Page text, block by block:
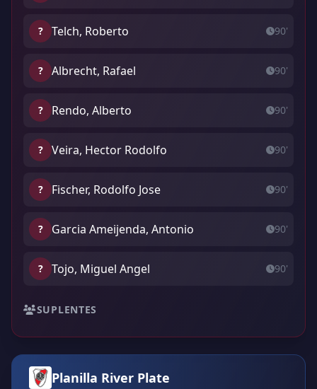
? Telch, Roberto 90'
? Albrecht, Rafael 90'
? Rendo, Alberto 90'
? Veira, Hector Rodolfo 90'
? Fischer, Rodolfo Jose 90'
? Garcia Ameijenda, Antonio 90'
? Tojo, Miguel Angel 90'
SUPLENTES
Planilla River Plate